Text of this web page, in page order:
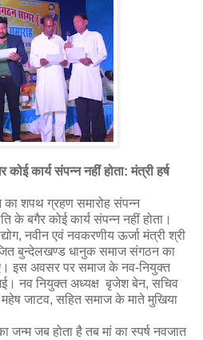
कार्य संपन्न नहीं होता: मंत्री हर्ष
शपथ ग्रहण समारोह संपन्न
के बगैर कोई कार्य संपन्न नहीं होता।
नवीन एवं नवकरणीय ऊर्जा मंत्री श्री
बुन्देलखण्ड धानुक समाज संगठन का
इस अवसर पर समाज के नव-नियुक्त
गई। नव नियुक्त अध्यक्ष बृजेश बेन, सचिव
जाटव, सहित समाज के माते मुखिया
जन्म जब होता है तब मां का स्पर्ष नवजात